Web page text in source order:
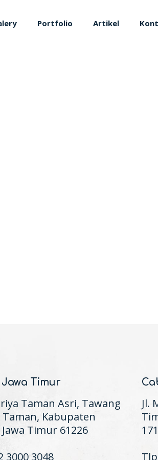
Portfolio Artikel
Timur
Taman Asri, Tawang
Taman, Kabupaten
Timur 61226
3000 3048
Jl.